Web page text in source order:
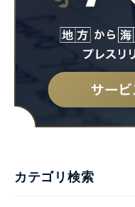
カテゴリ検索